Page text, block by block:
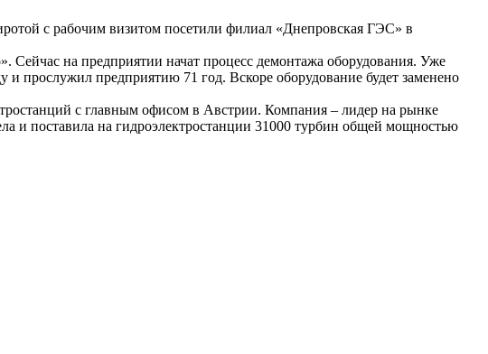
с рабочим визитом посетили филиал «Днепровская ГЭС» в
Сейчас на предприятии начат процесс демонтажа оборудования. Уже
прослужил предприятию 71 год. Вскоре оборудование будет заменено
с главным офисом в Австрии. Компания – лидер на рынке
и поставила на гидроэлектростанции 31000 турбин общей мощностью